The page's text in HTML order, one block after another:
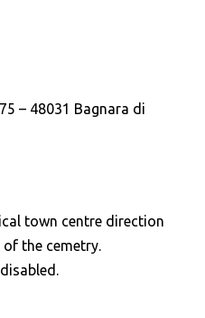
– 48031 Bagnara di
town centre direction
of the cemetry.